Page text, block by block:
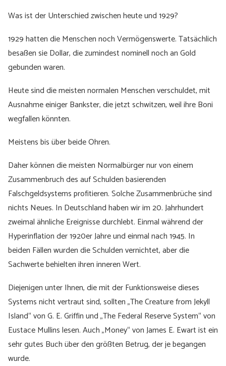
Was ist der Unterschied zwischen heute und 1929?
1929 hatten die Menschen noch Vermögenswerte. Tatsächlich
besaßen sie Dollar, die zumindest nominell noch an Gold
gebunden waren.
Heute sind die meisten normalen Menschen verschuldet, mit
Ausnahme einiger Bankster, die jetzt schwitzen, weil ihre Boni
wegfallen könnten.
Meistens bis über beide Ohren.
Daher können die meisten Normalbürger nur von einem
Zusammenbruch des auf Schulden basierenden
Falschgeldsystems profitieren. Solche Zusammenbrüche sind
nichts Neues. In Deutschland haben wir im 20. Jahrhundert
zweimal ähnliche Ereignisse durchlebt. Einmal während der
Hyperinflation der 1920er Jahre und einmal nach 1945. In
beiden Fällen wurden die Schulden vernichtet, aber die
Sachwerte behielten ihren inneren Wert.
Diejenigen unter Ihnen, die mit der Funktionsweise dieses
Systems nicht vertraut sind, sollten „The Creature from Jekyll
Island“ von G. E. Griffin und „The Federal Reserve System“ von
Eustace Mullins lesen. Auch „Money“ von James E. Ewart ist ein
sehr gutes Buch über den größten Betrug, der je begangen
wurde.